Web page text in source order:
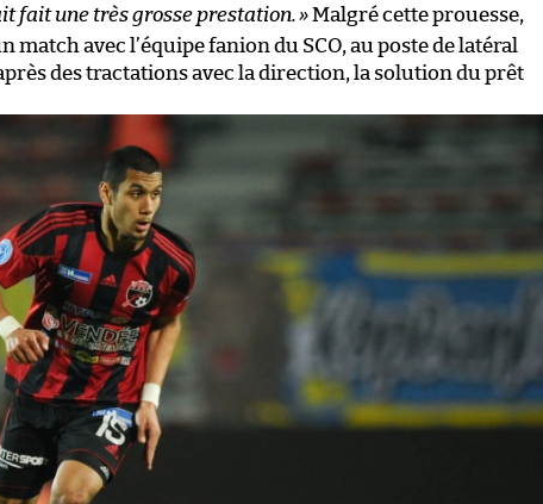
fait une très grosse prestation.»Malgré cette prouesse,
match avec l’équipe fanion du SCO, au poste de latéral
des tractations avec la direction, la solution du prêt